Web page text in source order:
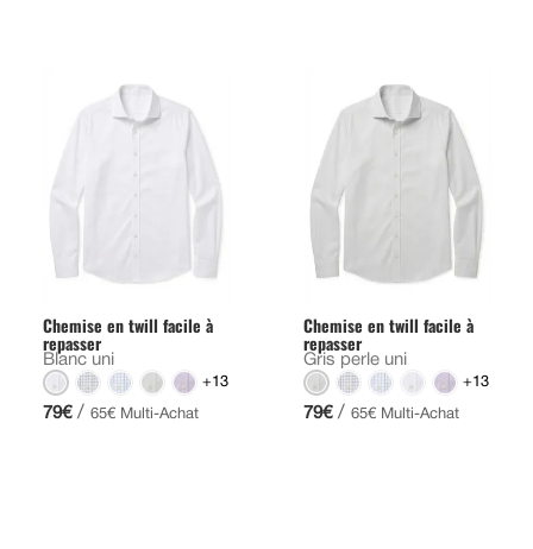
Chemise en twill facile à
repasser
Blanc uni
+13
79€ / 65€ Multi-Achat
Chemise en twill facile à
repasser
Gris perle uni
+13
79€ / 65€ Multi-Achat